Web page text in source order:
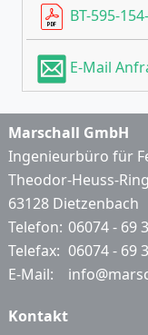
BT-595-
E-Mail
Marschall GmbH
Ingenieurbüro für
Theodor-Heuss-
63128 Dietzenbach
Telefon: 06074 - 69
Telefax: 06074 - 69
E-Mail:
Kontakt